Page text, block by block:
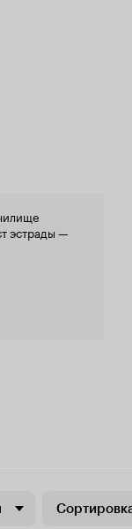
эстрады —